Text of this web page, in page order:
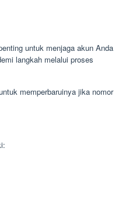
untuk menjaga akun Anda
langkah melalui proses
memperbaruinya jika nomor